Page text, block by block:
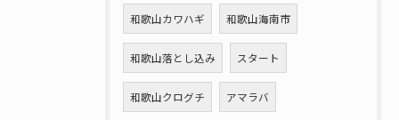
和歌山カワハギ 和歌山海南市
和歌山落とし込み スタート
和歌山クログチ アマラバ